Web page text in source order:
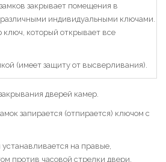
закрывает помещения в
индивидуальными ключами.
ключ, который открывает все
(имеет защиту от высверливания).
дверей камер.
запирается (отпирается) ключом с
на правые,
против часовой стрелки двери,